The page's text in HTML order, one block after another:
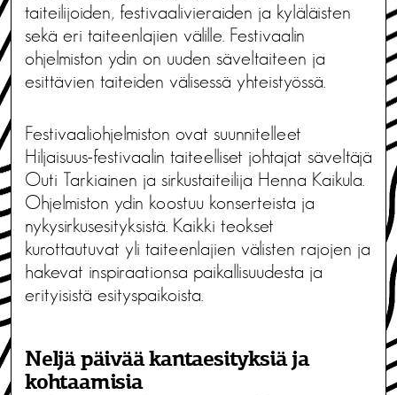
taiteilijoiden, festivaalivieraiden ja kyläläisten
sekä eri taiteenlajien välille. Festivaalin
ohjelmiston ydin on uuden säveltaiteen ja
esittävien taiteiden välisessä yhteistyössä.
Festivaaliohjelmiston ovat suunnitelleet
Hiljaisuus-festivaalin taiteelliset johtajat säveltäjä
Outi Tarkiainen ja sirkustaiteilija Henna Kaikula.
Ohjelmiston ydin koostuu konserteista ja
nykysirkusesityksistä. Kaikki teokset
kurottautuvat yli taiteenlajien välisten rajojen ja
hakevat inspiraationsa paikallisuudesta ja
erityisistä esityspaikoista.
Neljä päivää kantaesityksiä ja
kohtaamisia